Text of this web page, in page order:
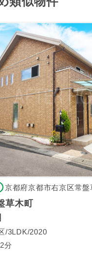
京都府京都市右京区常盤
草木町
3LDK 2020
分